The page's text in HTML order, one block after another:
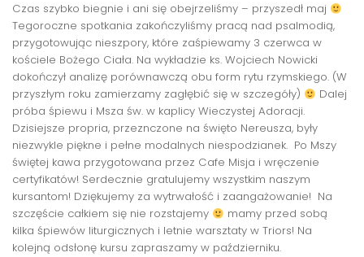
Czas szybko biegnie i ani się obejrzeliśmy – przyszedł maj
Tegoroczne spotkania zakończyliśmy pracą nad psalmodią,
przygotowując nieszpory, które zaśpiewamy 3 czerwca w
kościele Bożego Ciała. Na wykładzie ks. Wojciech Nowicki
dokończył analizę porównawczą obu form rytu rzymskiego. (W
przyszłym roku zamierzamy zagłębić się w szczegóły)
Dalej
próba śpiewu i Msza św. w kaplicy Wieczystej Adoracji.
Dzisiejsze propria, przeznczone na święto Nereusza, były
niezwykle piękne i pełne modalnych niespodzianek. Po Mszy
świętej kawa przygotowana przez Cafe Misja i wręczenie
certyfikatów! Serdecznie gratulujemy wszystkim naszym
kursantom! Dziękujemy za wytrwałość i zaangażowanie! Na
szczęście całkiem się nie rozstajemy
mamy przed sobą
kilka śpiewów liturgicznych i letnie warsztaty w Triors! Na
kolejną odsłonę kursu zapraszamy w październiku.